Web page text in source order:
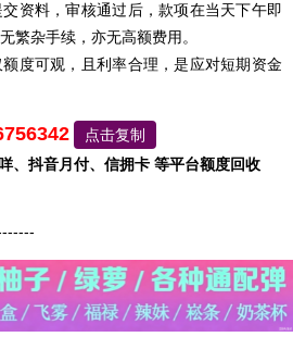
资料，审核通过后，款项在当天下午即
繁杂手续，亦无高额费用。
度可观，且利率合理，是应对短期资金
点击复制
、抖音月付、信拥卡 等平台额度回收